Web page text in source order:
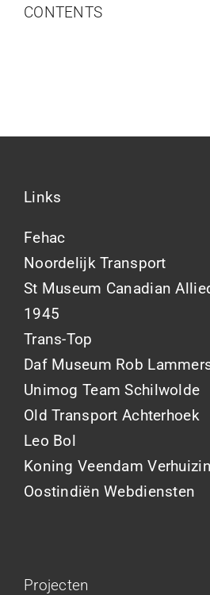
CONTENTS
Links
Fehac
Noordelijk Transport
St Museum Canadian
1945
Trans-Top
Daf Museum Rob
Unimog Team Schilwolde
Old Transport Achterhoek
Leo Bol
Koning Veendam
Oostindiën Webdiensten
Projecten